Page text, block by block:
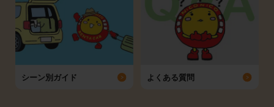
シーン別ガイド よくある質問